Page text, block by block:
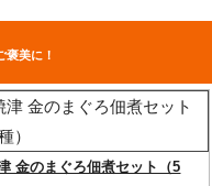
褒美に！
金のまぐろ佃煮セット（5